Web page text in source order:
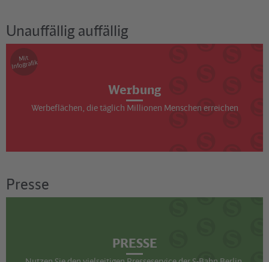
Unauffällig auffällig
Werbung
Werbeflächen, die täglich Millionen Menschen erreichen
Mit
Infografik
Presse
PRESSE